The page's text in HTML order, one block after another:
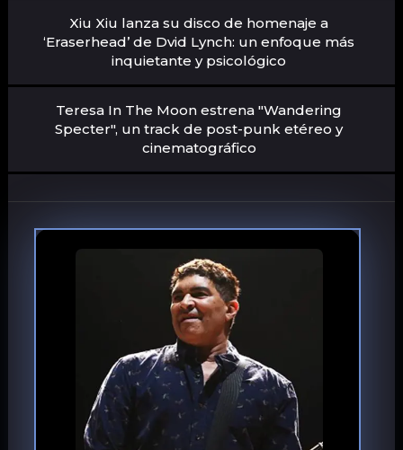
Xiu Xiu lanza su disco de homenaje a
‘Eraserhead’ de Dvid Lynch: un enfoque más
inquietante y psicológico
Teresa In The Moon estrena "Wandering
Specter", un track de post-punk etéreo y
cinematográfico